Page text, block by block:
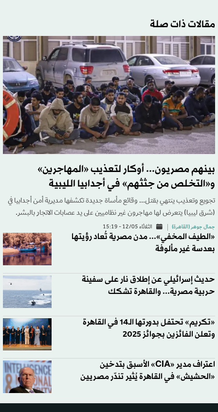
مقالات ذات صلة
بينهم مصريون... أوكار لتعذيب «المهاجرين»
و«التخلص من جثثهم» في أجدابيا الليبية
تجويع وتعذيب ينتهي بقتل... وقائع مأساة جديدة تكشفها مديرية أمن أجدابيا في
(شرق ليبيا) يتعرض لها مهاجرون غير نظاميين على يد عصابات الاتجار بالبشر.
جمال جوهر (القاهرة) الثلاثاء 12/05 - 15:19
«الطيف المخفي»... مدن مصرية تُعاد رؤيتها
بعدسة غير مألوفة
حديث إسرائيلي عن إطلاق نار على سفينة
حربية مصرية... والقاهرة تشكك
«تكريم» تحتفل بدورتها الـ14 في القاهرة
وتعلن الفائزين بجوائز 2025
اعتراف مدير «CIA» الأسبق بتدخين
«الحشيش» في القاهرة يُثير تندّر مصريين